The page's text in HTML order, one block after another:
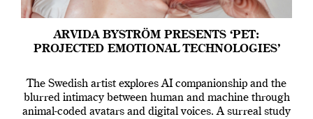
ARVIDA BYSTRÖM PRESENTS ‘PET:
PROJECTED EMOTIONAL TECHNOLOGIES’
The Swedish artist explores AI companionship and the
blurred intimacy between human and machine through
animal-coded avatars and digital voices. A surreal study